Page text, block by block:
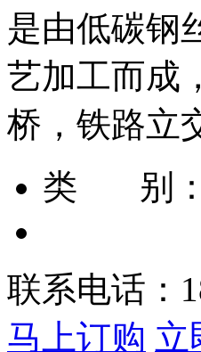
是由低碳钢
艺加工而成
桥，铁路立
类 别：
联系电话：
马上订购 立